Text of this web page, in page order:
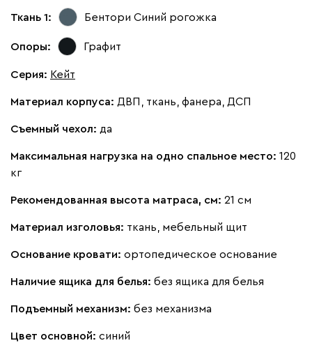
100 130
Виридис Клэй Мустард Оранж
Ткань 1: Бентори Синий рогожка
Опоры: Графит
Серия: Кейт
Материал корпуса: ДВП, ткань, фанера, ДСП
Съемный чехол: да
Максимальная нагрузка на одно спальное место: 120
кг
Рекомендованная высота матраса, см: 21 см
Материал изголовья: ткань, мебельный щит
Основание кровати: ортопедическое основание
Наличие ящика для белья: без ящика для белья
Подъемный механизм: без механизма
Цвет основной: синий